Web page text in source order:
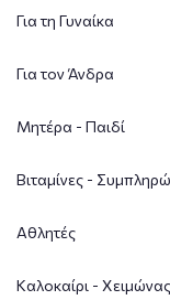
Για τη Γυναίκα
Για τον Άνδρα
Μητέρα - Παιδί
Βιταμίνες -
Αθλητές
Καλοκαίρι - Χειμώνας